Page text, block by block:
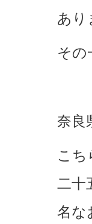
あり
その
奈良
こち
二十
名な